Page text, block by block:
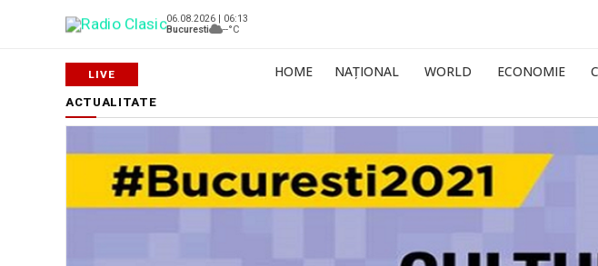
06.08.2026 | 06:13
Bucuresti
--°C
HOME NAȚIONAL WORLD ECONOMIE
ACTUALITATE